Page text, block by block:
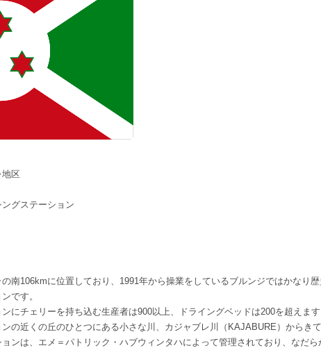
区
グステーション
南106kmに位置しており、1991年から操業をしているブルンジではかなり
です。
にチェリーを持ち込む生産者は900以上、ドライングベッドは200を超えます
の近くの丘のひとつにある小さな川、カジャブレ川（KAJABURE）からき
ンは、エメ＝パトリック・ハブウィンタハによって管理されており、なだら